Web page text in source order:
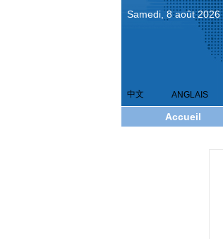
Samedi, 8 août 2026
中文 ANGLAIS
Accueil